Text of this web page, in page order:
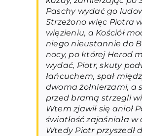
Paschy wydać go
Strzeżono więc Piotra
więzieniu, a Kościół
niego nieustannie do
nocy, po której Herod
wydać, Piotr, skuty
łańcuchem, spał
dwoma żołnierzami, a
przed bramą strzegli
Wtem zjawił się anioł
światłość zajaśniała w
Wtedy Piotr przyszedł